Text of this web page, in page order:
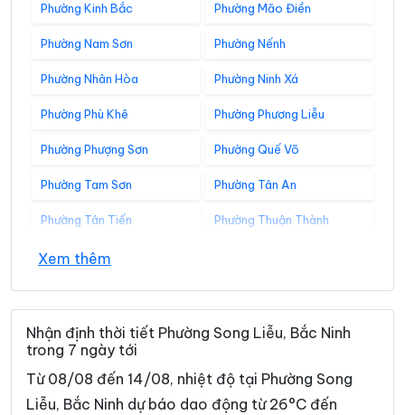
Phường Kinh Bắc Phường Mão Điền
Phường Nam Sơn Phường Nếnh
Phường Nhân Hòa Phường Ninh Xá
Phường Phù Khê Phường Phương Liễu
Phường Phượng Sơn Phường Quế Võ
Phường Tam Sơn Phường Tân An
Phường Tân Tiến Phường Thuận Thành
Phường Tiền Phong
Phường Trí Quả Phường Tự Lạn
Phường Từ Sơn Phường Vân Hà
Phường Việt Yên
Phường Vũ Ninh Phường Yên Dũng
Xem thêm
Nhận định thời tiết Phường Song Liễu, Bắc Ninh
trong 7 ngày tới
Từ 08/08 đến 14/08, nhiệt độ tại Phường Song
Liễu, Bắc Ninh dự báo dao động từ 26°C đến